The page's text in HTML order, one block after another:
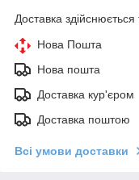
Доставка здійснюється
Нова Пошта
Нова пошта
Доставка кур'єром
Доставка поштою
Всі умови доставки